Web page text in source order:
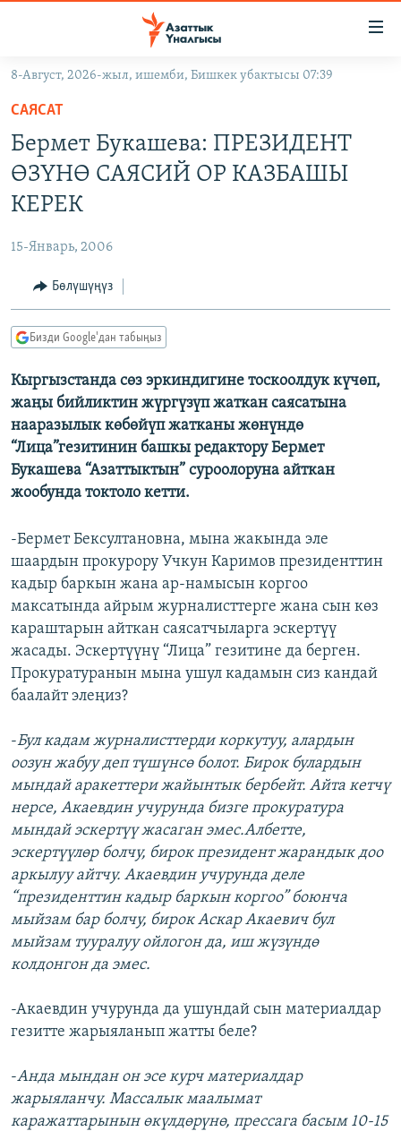
Навигацияга
өтүңүз
Издөөгө
салыңызКЫРГЫЗСТАН
САЯСАТ
МАДАНИЯТ
ДҮЙНӨ
ДҮЙНӨ
УКРАИНА
ТВ ПРОГРАММАЛАР
БҮГҮН АЗАТТЫКТА
ДАНИСТЕ
ЭЖЕ-СИҢДИЛЕР
АЗАТТЫК+
ЫҢГАЙСЫЗ СУРООЛОР
ПОДКАСТ
ЭЕ/АРнун бардык сайттары
8-Август, 2026-жыл, ишемби, Бишкек убактысы 07:39
САЯСАТ
Бермет Букашева: ПРЕЗИДЕНТ
ӨЗҮНӨ САЯСИЙ ОР КАЗБАШЫ
КЕРЕК
15-Январь, 2006
Бөлүшүңүз
Бизди Google'дан табыңыз
Кыргызстанда сөз эркиндигине тоскоолдук күчөп,
жаңы бийликтин жүргүзүп жаткан саясатына
нааразылык көбөйүп жатканы жөнүндө
“Лица”гезитинин башкы редактору Бермет
Букашева “Азаттыктын” суроолоруна айткан
жообунда токтоло кетти.
-Бермет Бексултановна, мына жакында эле
шаардын прокурору Учкун Каримов президенттин
кадыр баркын жана ар-намысын коргоо
максатында айрым журналисттерге жана сын көз
караштарын айткан саясатчыларга эскертүү
жасады. Эскертүүнү “Лица” гезитине да берген.
Прокуратуранын мына ушул кадамын сиз кандай
баалайт элеңиз?
-Бул кадам журналисттерди коркутуу, алардын
оозун жабуу деп түшүнсө болот. Бирок булардын
мындай аракеттери жайынтык бербейт. Айта кетчү
нерсе, Акаевдин учурунда бизге прокуратура
мындай эскертүү жасаган эмес.Албетте,
эскертүүлөр болчу, бирок президент жарандык доо
аркылуу айтчу. Акаевдин учурунда деле
“президенттин кадыр баркын коргоо” боюнча
мыйзам бар болчу, бирок Аскар Акаевич бул
мыйзам тууралуу ойлогон да, иш жүзүндө
колдонгон да эмес.
-Акаевдин учурунда да ушундай сын материалдар
гезитте жарыяланып жатты беле?
-Анда мындан он эсе курч материалдар
жарыяланчу. Массалык маалымат
каражаттарынын өкүлдөрүнө, прессага басым 10-15